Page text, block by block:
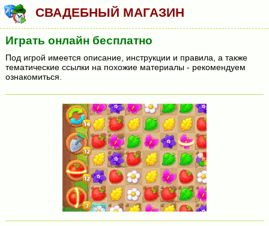
СВАДЕБНЫЙ МАГАЗИН
Играть онлайн бесплатно
Под игрой имеется описание, инструкции и правила, а также
тематические ссылки на похожие материалы - рекомендуем
ознакомиться.